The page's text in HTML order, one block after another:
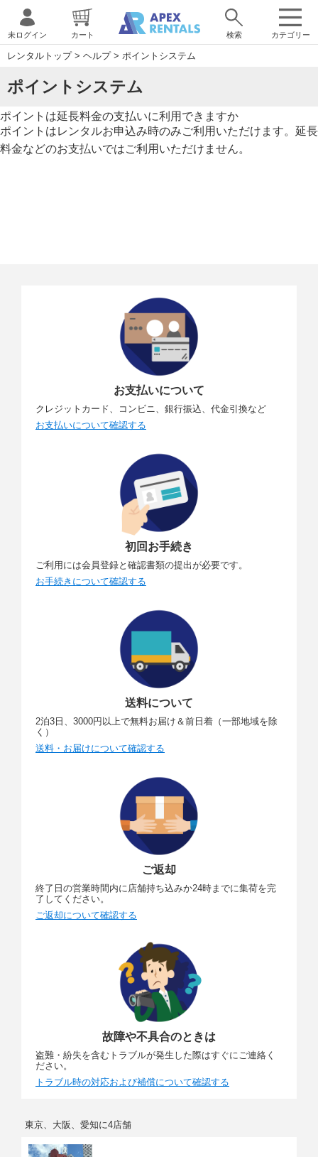
カテゴリー
未ログイン カート 検索
レンタルトップ> ヘルプ> ポイントシステム
ポイントシステム
ポイントは延長料金の支払いに利用できますか
ポイントはレンタルお申込み時のみご利用いただけます。延長
料金などのお支払いではご利用いただけません。
お支払いについて
クレジットカード、コンビニ、銀行振込、代金引換など
お支払いについて確認する
初回お手続き
ご利用には会員登録と確認書類の提出が必要です。
お手続きについて確認する
送料について
2泊3日、3000円以上で無料お届け＆前日着（一部地域を除
く）
送料・お届けについて確認する
ご返却
終了日の営業時間内に店舗持ち込みか24時までに集荷を完
了してください。
ご返却について確認する
故障や不具合のときは
盗難・紛失を含むトラブルが発生した際はすぐにご連絡く
ださい。
トラブル時の対応および補償について確認する
東京、大阪、愛知に4店舗